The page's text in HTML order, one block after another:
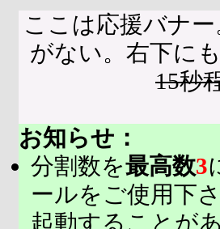
ここは応援バナ
がない。右下に
15秒
お知らせ：
分割数を最高数3
ールをご使用下
起動することが